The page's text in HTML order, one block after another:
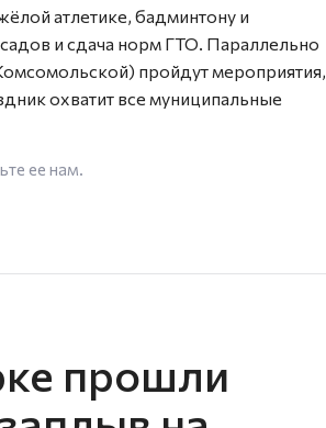
атлетике, бадминтону и
и сдача норм ГТО. Параллельно
пройдут мероприятия,
охватит все муниципальные
ее нам.
прошли